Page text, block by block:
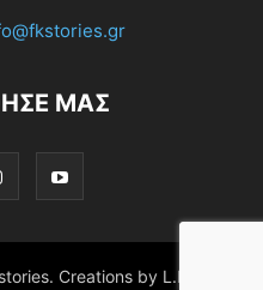
ΜΑΣ
Creations by L.K